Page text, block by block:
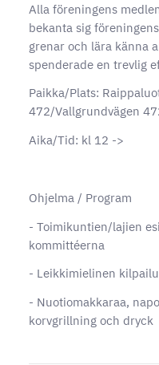
Alla föreningens
bekanta sig
grenar och lära känna
spenderade en trevlig
Paikka/Plats:
472/Vallgrundvägen
Aika/Tid: kl 12 ->
Ohjelma / Program
- Toimikuntien/lajien
kommittéerna
- Leikkimielinen
- Nuotiomakkaraa,
korvgrillning och dryck